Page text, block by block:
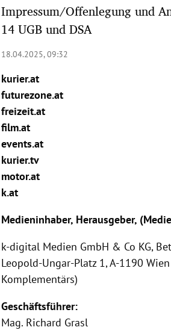
Impressum/Offenlegung und
14 UGB und DSA
18.04.2025, 09:32
kurier.at
futurezone.at
freizeit.at
film.at
events.at
kurier.tv
motor.at
k.at
Medieninhaber, Herausgeber,
k-digital Medien GmbH & Co KG,
Leopold-Ungar-Platz 1, A-1190
Komplementärs)
Geschäftsführer:
Mag. Richard Grasl